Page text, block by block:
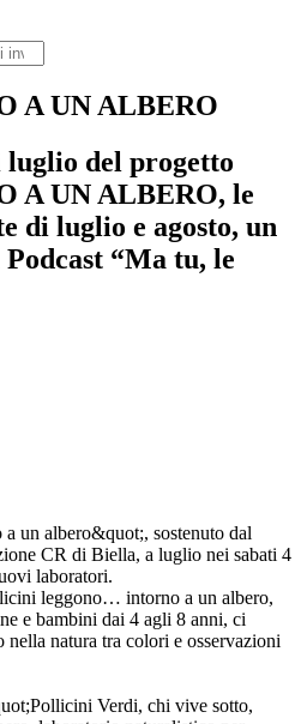
A UN ALBERO
del progetto
A UN ALBERO, le
di luglio e agosto, un
“Ma tu, le
un albero&quot;, sostenuto dal
CR di Biella, a luglio nei sabati 4
laboratori.
leggono… intorno a un albero,
e bambini dai 4 agli 8 anni, ci
natura tra colori e osservazioni
Verdi, chi vive sotto,